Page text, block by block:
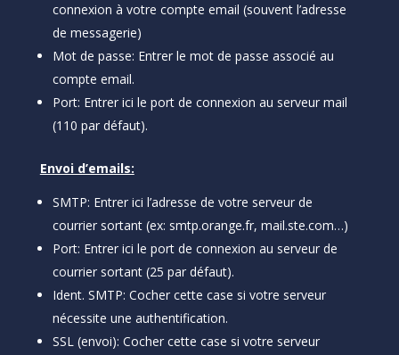
connexion à votre compte email (souvent l’adresse
de messagerie)
Mot de passe: Entrer le mot de passe associé au
compte email.
Port: Entrer ici le port de connexion au serveur mail
(110 par défaut).
Envoi d’emails:
SMTP: Entrer ici l’adresse de votre serveur de
courrier sortant (ex: smtp.orange.fr, mail.ste.com…)
Port: Entrer ici le port de connexion au serveur de
courrier sortant (25 par défaut).
Ident. SMTP: Cocher cette case si votre serveur
nécessite une authentification.
SSL (envoi): Cocher cette case si votre serveur